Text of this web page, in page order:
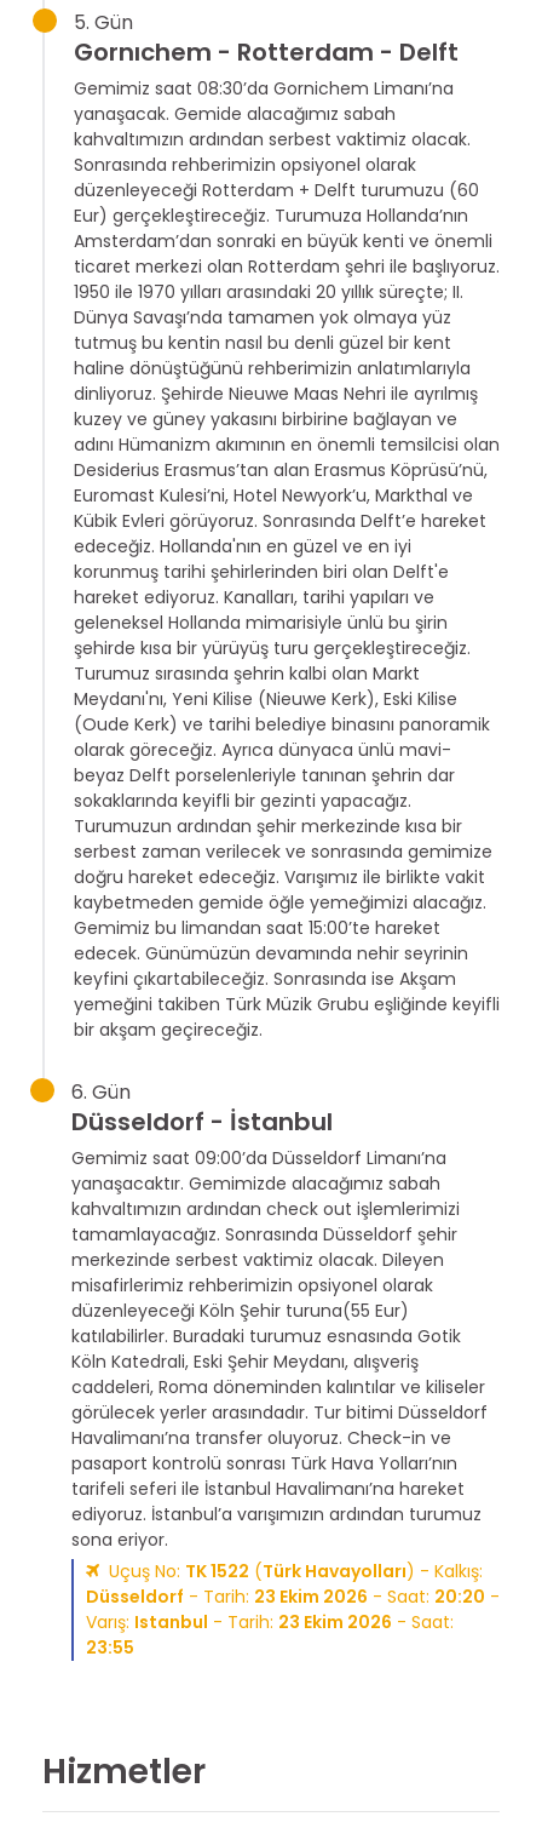
5. Gün
Gornıchem - Rotterdam - Delft
Gemimiz saat 08:30’da Gornichem Limanı’na
yanaşacak. Gemide alacağımız sabah
kahvaltımızın ardından serbest vaktimiz olacak.
Sonrasında rehberimizin opsiyonel olarak
düzenleyeceği Rotterdam + Delft turumuzu (60
Eur) gerçekleştireceğiz. Turumuza Hollanda’nın
Amsterdam’dan sonraki en büyük kenti ve önemli
ticaret merkezi olan Rotterdam şehri ile başlıyoruz.
1950 ile 1970 yılları arasındaki 20 yıllık süreçte; II.
Dünya Savaşı’nda tamamen yok olmaya yüz
tutmuş bu kentin nasıl bu denli güzel bir kent
haline dönüştüğünü rehberimizin anlatımlarıyla
dinliyoruz. Şehirde Nieuwe Maas Nehri ile ayrılmış
kuzey ve güney yakasını birbirine bağlayan ve
adını Hümanizm akımının en önemli temsilcisi olan
Desiderius Erasmus’tan alan Erasmus Köprüsü’nü,
Euromast Kulesi’ni, Hotel Newyork’u, Markthal ve
Kübik Evleri görüyoruz. Sonrasında Delft’e hareket
edeceğiz. Hollanda'nın en güzel ve en iyi
korunmuş tarihi şehirlerinden biri olan Delft'e
hareket ediyoruz. Kanalları, tarihi yapıları ve
geleneksel Hollanda mimarisiyle ünlü bu şirin
şehirde kısa bir yürüyüş turu gerçekleştireceğiz.
Turumuz sırasında şehrin kalbi olan Markt
Meydanı'nı, Yeni Kilise (Nieuwe Kerk), Eski Kilise
(Oude Kerk) ve tarihi belediye binasını panoramik
olarak göreceğiz. Ayrıca dünyaca ünlü mavi-
beyaz Delft porselenleriyle tanınan şehrin dar
sokaklarında keyifli bir gezinti yapacağız.
Turumuzun ardından şehir merkezinde kısa bir
serbest zaman verilecek ve sonrasında gemimize
doğru hareket edeceğiz. Varışımız ile birlikte vakit
kaybetmeden gemide öğle yemeğimizi alacağız.
Gemimiz bu limandan saat 15:00’te hareket
edecek. Günümüzün devamında nehir seyrinin
keyfini çıkartabileceğiz. Sonrasında ise Akşam
yemeğini takiben Türk Müzik Grubu eşliğinde keyifli
bir akşam geçireceğiz.
6. Gün
Düsseldorf - İstanbul
Gemimiz saat 09:00’da Düsseldorf Limanı’na
yanaşacaktır. Gemimizde alacağımız sabah
kahvaltımızın ardından check out işlemlerimizi
tamamlayacağız. Sonrasında Düsseldorf şehir
merkezinde serbest vaktimiz olacak. Dileyen
misafirlerimiz rehberimizin opsiyonel olarak
düzenleyeceği Köln Şehir turuna(55 Eur)
katılabilirler. Buradaki turumuz esnasında Gotik
Köln Katedrali, Eski Şehir Meydanı, alışveriş
caddeleri, Roma döneminden kalıntılar ve kiliseler
görülecek yerler arasındadır. Tur bitimi Düsseldorf
Havalimanı’na transfer oluyoruz. Check-in ve
pasaport kontrolü sonrası Türk Hava Yolları’nın
tarifeli seferi ile İstanbul Havalimanı’na hareket
ediyoruz. İstanbul’a varışımızın ardından turumuz
sona eriyor.
Uçuş No: TK 1522 (Türk Havayolları) - Kalkış:
Düsseldorf - Tarih: 23 Ekim 2026 - Saat: 20:20 -
Varış: Istanbul - Tarih: 23 Ekim 2026 - Saat:
23:55
Hizmetler